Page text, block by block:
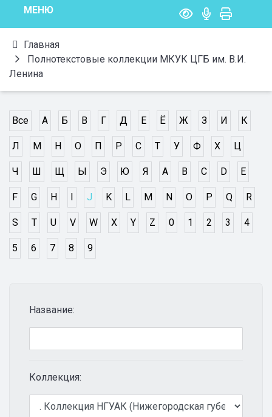
МЕНЮ
Главная
Полнотекстовые коллекции МКУК ЦГБ им. В.И.
Ленина
Название:
Коллекция:
Все А Б В Г Д Е Ё Ж З И К
Л М Н О П Р С Т У Ф Х Ц
Ч Ш Щ Ы Э Ю Я A B C D E
F G H I J K L M N O P Q R
S T U V W X Y Z 0 1 2 3 4
5 6 7 8 9